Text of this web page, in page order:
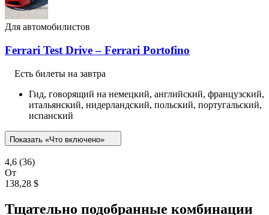
Для автомобилистов
Ferrari Test Drive – Ferrari Portofino
Есть билеты на завтра
Гид, говорящий на немецкий, английский, французский,
итальянский, нидерландский, польский, португальский,
испанский
Показать «Что включено»
4,6 (36)
От
138,28 $
Тщательно подобранные комбинации